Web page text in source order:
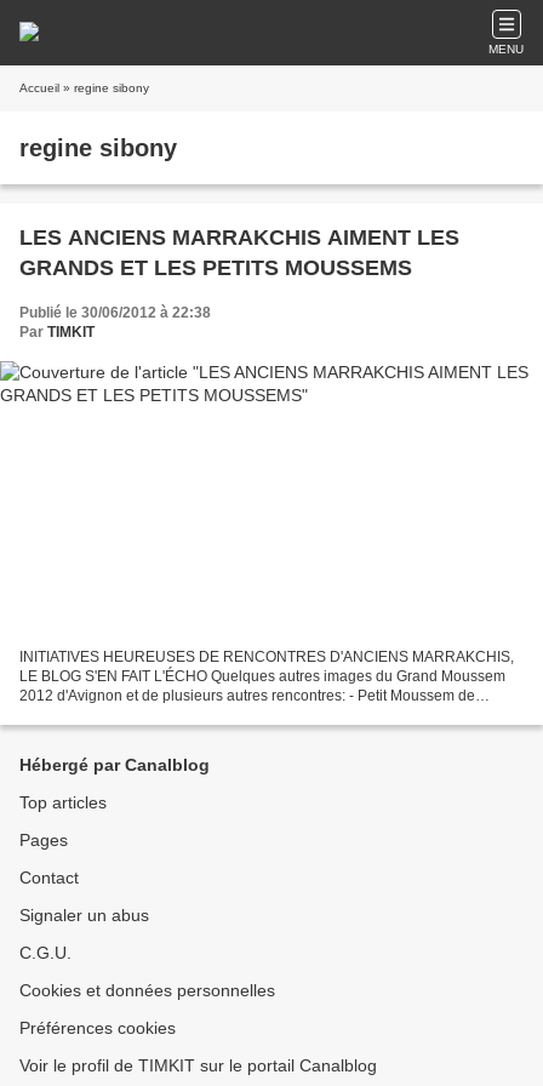
MENU
Accueil » regine sibony
regine sibony
LES ANCIENS MARRAKCHIS AIMENT LES
GRANDS ET LES PETITS MOUSSEMS
Publié le 30/06/2012 à 22:38
Par TIMKIT
INITIATIVES HEUREUSES DE RENCONTRES D'ANCIENS MARRAKCHIS,
LE BLOG S'EN FAIT L'ÉCHO Quelques autres images du Grand Moussem
2012 d'Avignon et de plusieurs autres rencontres: - Petit Moussem de
Hébergé par Canalblog
Top articles
Pages
Contact
Signaler un abus
C.G.U.
Cookies et données personnelles
Préférences cookies
Voir le profil de TIMKIT sur le portail Canalblog